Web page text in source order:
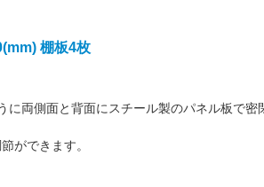
棚板4枚
両側面と背面にスチール製のパネル板で密
ができます。